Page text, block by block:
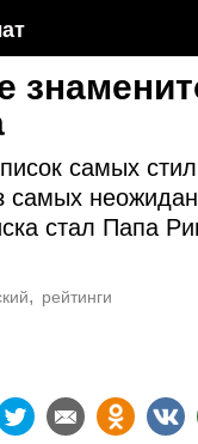
самых
самых
стал Папа
рейтинги